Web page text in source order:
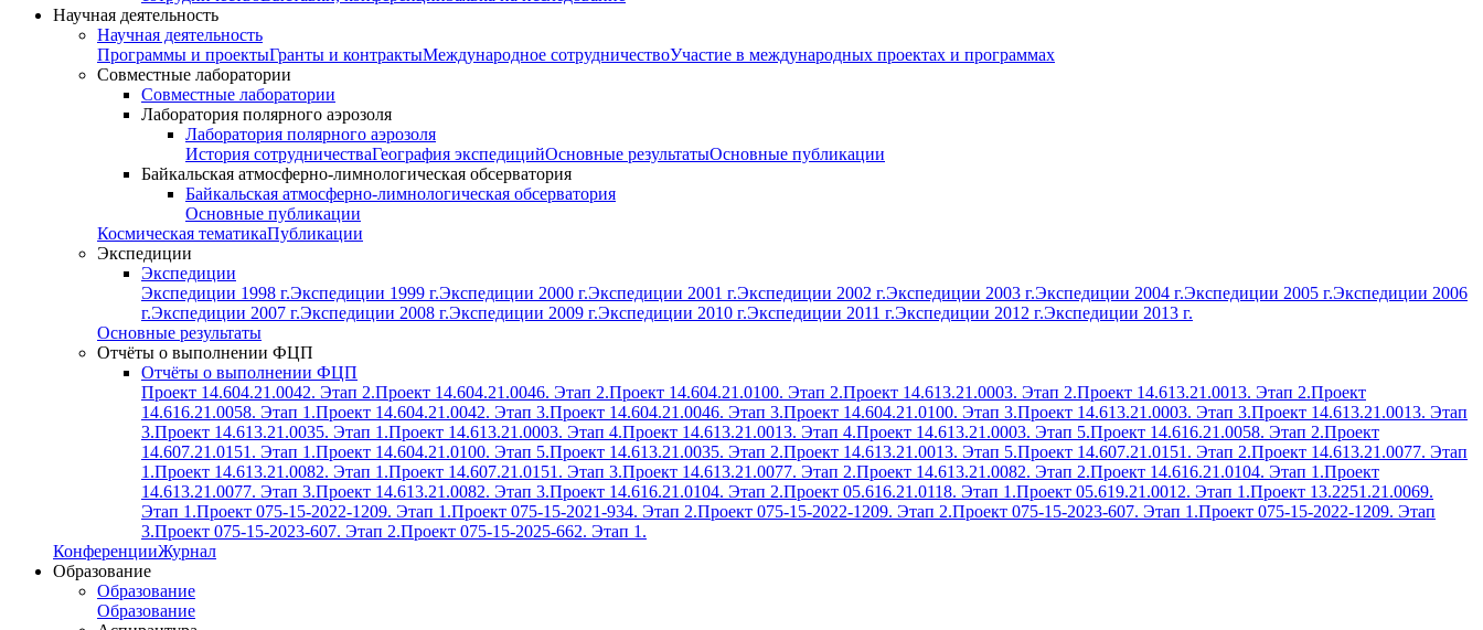
Научная деятельность
Научная деятельность
Программы и проектыГранты и контрактыМеждународное сотрудничествоУчастие в международных проектах и программах
Совместные лаборатории
Совместные лаборатории
Лаборатория полярного аэрозоля
Лаборатория полярного аэрозоля
История сотрудничестваГеография экспедицийОсновные результатыОсновные публикации
Байкальская атмосферно-лимнологическая обсерватория
Байкальская атмосферно-лимнологическая обсерватория
Основные публикации
Космическая тематикаПубликации
Экспедиции
Экспедиции
Экспедиции 1998 г.Экспедиции 1999 г.Экспедиции 2000 г.Экспедиции 2001 г.Экспедиции 2002 г.Экспедиции 2003 г.Экспедиции 2004 г.Экспедиции 2005 г.Экспедиции 2006
г.Экспедиции 2007 г.Экспедиции 2008 г.Экспедиции 2009 г.Экспедиции 2010 г.Экспедиции 2011 г.Экспедиции 2012 г.Экспедиции 2013 г.
Основные результаты
Отчёты о выполнении ФЦП
Отчёты о выполнении ФЦП
Проект 14.604.21.0042. Этап 2.Проект 14.604.21.0046. Этап 2.Проект 14.604.21.0100. Этап 2.Проект 14.613.21.0003. Этап 2.Проект 14.613.21.0013. Этап 2.Проект
14.616.21.0058. Этап 1.Проект 14.604.21.0042. Этап 3.Проект 14.604.21.0046. Этап 3.Проект 14.604.21.0100. Этап 3.Проект 14.613.21.0003. Этап 3.Проект 14.613.21.0013. Этап
3.Проект 14.613.21.0035. Этап 1.Проект 14.613.21.0003. Этап 4.Проект 14.613.21.0013. Этап 4.Проект 14.613.21.0003. Этап 5.Проект 14.616.21.0058. Этап 2.Проект
14.607.21.0151. Этап 1.Проект 14.604.21.0100. Этап 5.Проект 14.613.21.0035. Этап 2.Проект 14.613.21.0013. Этап 5.Проект 14.607.21.0151. Этап 2.Проект 14.613.21.0077. Этап
1.Проект 14.613.21.0082. Этап 1.Проект 14.607.21.0151. Этап 3.Проект 14.613.21.0077. Этап 2.Проект 14.613.21.0082. Этап 2.Проект 14.616.21.0104. Этап 1.Проект
14.613.21.0077. Этап 3.Проект 14.613.21.0082. Этап 3.Проект 14.616.21.0104. Этап 2.Проект 05.616.21.0118. Этап 1.Проект 05.619.21.0012. Этап 1.Проект 13.2251.21.0069.
Этап 1.Проект 075-15-2022-1209. Этап 1.Проект 075-15-2021-934. Этап 2.Проект 075-15-2022-1209. Этап 2.Проект 075-15-2023-607. Этап 1.Проект 075-15-2022-1209. Этап
3.Проект 075-15-2023-607. Этап 2.Проект 075-15-2025-662. Этап 1.
КонференцииЖурнал
Образование
Образование
Образование